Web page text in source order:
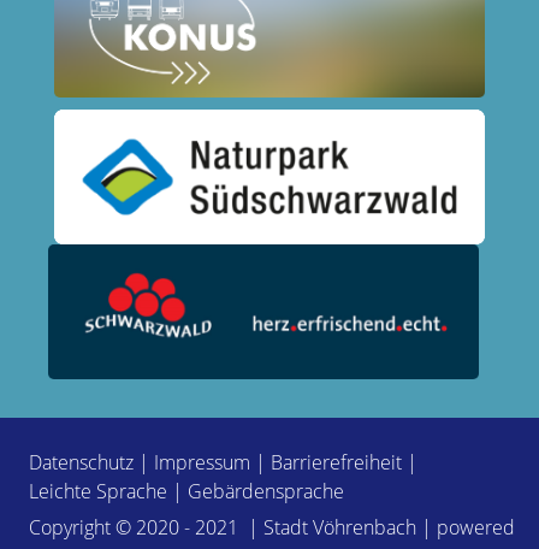
Datenschutz | Impressum | Barrierefreiheit |
Leichte Sprache | Gebärdensprache
Copyright © 2020 - 2021 | Stadt Vöhrenbach | powered